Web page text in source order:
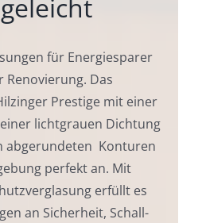
für Energiesparer
Renovierung. Das
Prestige mit einer
lichtgrauen Dichtung
abgerundeten Konturen
perfekt an. Mit
erfüllt es
an Sicherheit, Schall-